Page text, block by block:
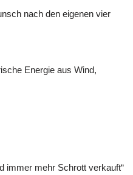
nach den eigenen vier
Energie aus Wind,
immer mehr Schrott verkauft“